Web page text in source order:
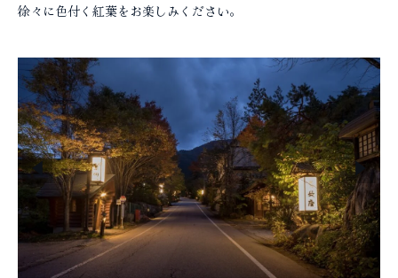
徐々に色付く紅葉をお楽しみください。